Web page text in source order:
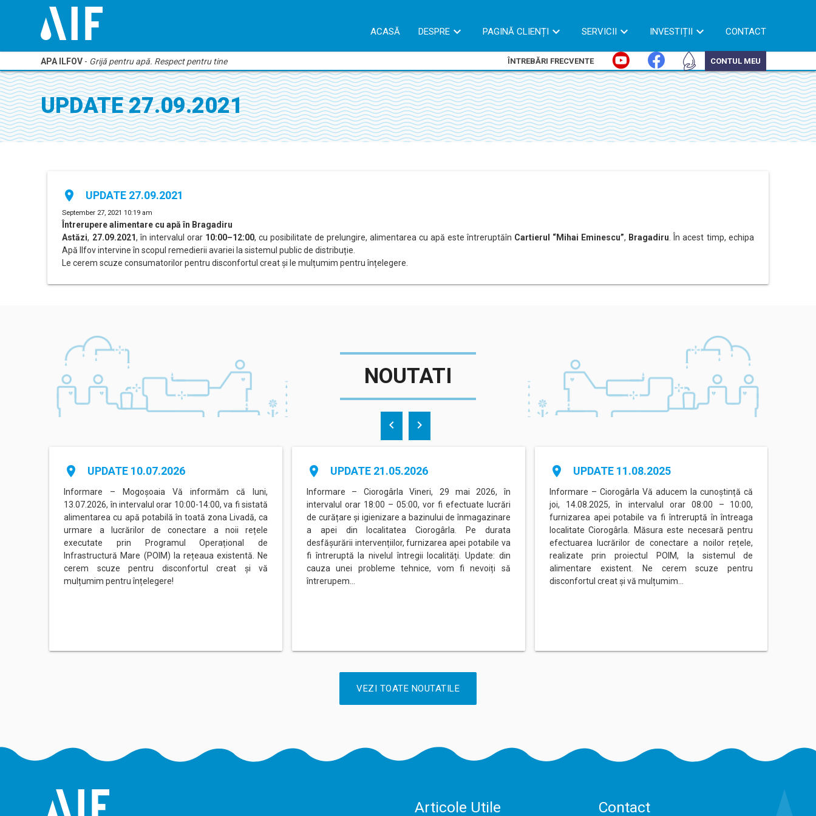
ACASĂ DESPRE PAGINĂ CLIENȚI SERVICII INVESTIȚII CONTACT
APA ILFOV - Grijă pentru apă. Respect pentru tine ÎNTREBĂRI FRECVENTE CONTUL MEU
UPDATE 27.09.2021
place UPDATE 27.09.2021
September 27, 2021 10:19 am
Întrerupere alimentare cu apă în Bragadiru
Astăzi, 27.09.2021, în intervalul orar 10:00–12:00, cu posibilitate de prelungire, alimentarea cu apă este întreruptăîn Cartierul “Mihai Eminescu”, Bragadiru . În acest timp, echipa
Apă Ilfov intervine în scopul remedierii avariei la sistemul public de distribuție.
Le cerem scuze consumatorilor pentru disconfortul creat și le mulțumim pentru înțelegere.
NOUTATI
place UPDATE 10.07.2026
Informare – Mogoșoaia Vă informăm că luni,
13.07.2026, în intervalul orar 10:00-14:00, va fi sistată
alimentarea cu apă potabilă în toată zona Livadă, ca
urmare a lucrărilor de conectare a noii rețele
executate prin Programul Operațional de
Infrastructură Mare (POIM) la rețeaua existentă. Ne
cerem scuze pentru disconfortul creat și vă
mulțumim pentru înțelegere!
place UPDATE 21.05.2026
Informare – Ciorogârla Vineri, 29 mai 2026, în
intervalul orar 18:00 – 05:00, vor fi efectuate lucrări
de curățare și igienizare a bazinului de înmagazinare
a apei din localitatea Ciorogârla. Pe durata
desfășurării intervențiilor, furnizarea apei potabile va
fi întreruptă la nivelul întregii localități. Update: din
cauza unei probleme tehnice, vom fi nevoiți să
întrerupem…
place UPDATE 11.08.2025
Informare – Ciorogârla Vă aducem la cunoștință că
joi, 14.08.2025, în intervalul orar 08:00 – 10:00,
furnizarea apei potabile va fi întreruptă în întreaga
localitate Ciorogârla. Măsura este necesară pentru
efectuarea lucrărilor de conectare a noilor rețele,
realizate prin proiectul POIM, la sistemul de
alimentare existent. Ne cerem scuze pentru
disconfortul creat și vă mulțumim…
chevron_left chevron_right
VEZI TOATE NOUTATILE
Articole Utile Contact